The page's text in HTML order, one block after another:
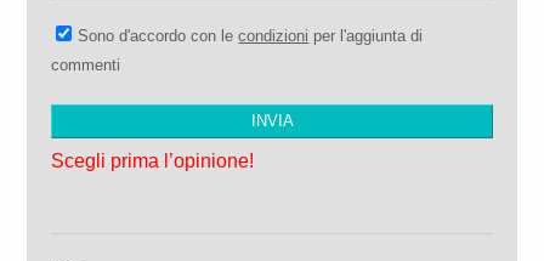
Sono d'accordo con lecondizioni per l'aggiunta di
commenti
Scegli prima l’opinione!